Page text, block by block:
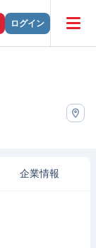
ログイン
企業情報